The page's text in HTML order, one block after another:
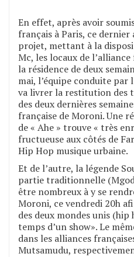
En effet, après avoir
français à Paris, ce
projet, mettant à la
Mc, les locaux de
la résidence de deux
mai, l’équipe conduite par
va livrer la restitution des
des deux dernières
française de Moroni. Une
de « Ahe » trouve « très
fructueuse aux côtés de
Hip Hop musique urbaine.
Et de l’autre, la légende
partie traditionnelle
être nombreux à y se
Moroni, ce vendredi 20h
des deux mondes unis
temps d’un show». Le
dans les alliances
Mutsamudu,